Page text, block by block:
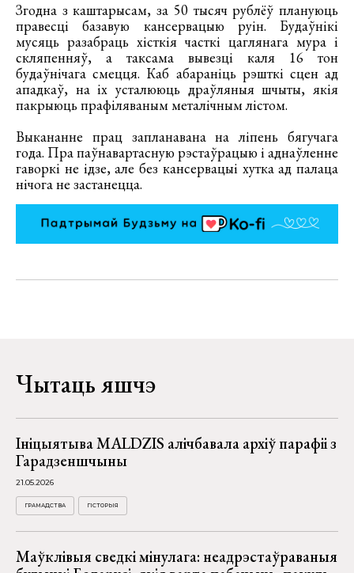
Згодна з каштарысам, за 50 тысяч рублёў плануюць
правесці базавую кансервацыю руін. Будаўнікі
мусяць разабраць хісткія часткі цаглянага мура і
скляпенняў, а таксама вывезці каля 16 тон
будаўнічага смецця. Каб абараніць рэшткі сцен ад
ападкаў, на іх усталююць драўляныя шчыты, якія
пакрыюць прафіляваным металічным лістом.
Выкананне прац запланавана на ліпень бягучага
года. Пра паўнавартасную рэстаўрацыю і аднаўленне
гаворкі не ідзе, але без кансервацыі хутка ад палаца
нічога не застанецца.
Чытаць яшчэ
Ініцыятыва MALDZIS алічбавала архіў парафіі з
Гарадзеншчыны
21.05.2026
ГРАМАДСТВА ГІСТОРЫЯ
Маўклівыя сведкі мінулага: неадрэстаўраваныя